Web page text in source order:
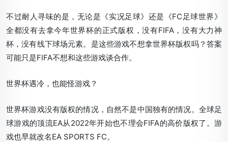
不过耐人寻味的是，无论是《实况足球》还是《FC足球世界》
全都没有去拿今年世界杯的正式版权，没有FIFA，没有大力神
杯，没有线下球场元素。是这些游戏不想拿世界杯版权吗？答案
可能只是FIFA不想和这些游戏谈合作。
世界杯遇冷，也能怪游戏？
世界杯游戏没有版权的情况，自然不是中国独有的情况。全球足
球游戏的顶流EA从2022年开始也不理会FIFA的高价版权了。游
戏也早就改名EA SPORTS FC。